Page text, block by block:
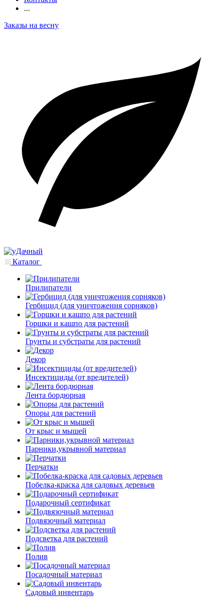
...
Заказы на весну
Каталог
Прилипатели
Гербицид (для уничтожения сорняков)
Горшки и кашпо для растений
Грунты и субстраты для растений
Декор
Инсектициды (от вредителей)
Лента бордюрная
Опоры для растений
От крыс и мышей
Парники,укрывной материал
Перчатки
Побелка-краска для садовых деревьев
Подарочный сертификат
Подвязочный материал
Подсветка для растений
Полив
Посадочный материал
Садовый инвентарь